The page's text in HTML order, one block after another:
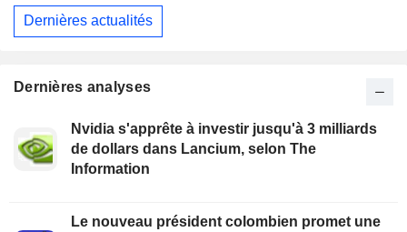
Dernières actualités
Dernières analyses
Nvidia s'apprête à investir jusqu'à 3 milliards
de dollars dans Lancium, selon The
Information
Le nouveau président colombien promet une